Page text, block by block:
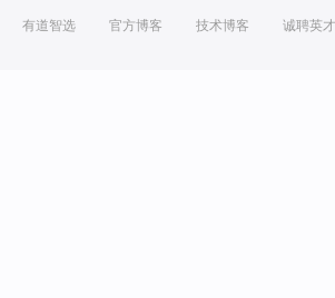
有道智选 官方博客 技术博客 诚聘英才